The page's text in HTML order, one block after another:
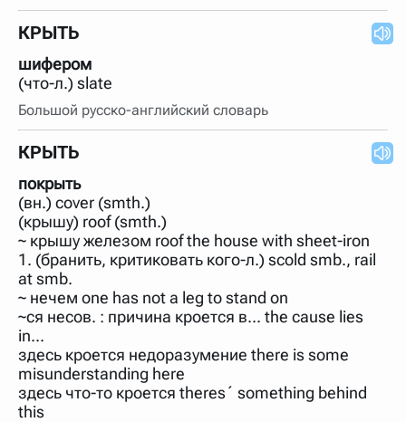
КРЫТЬ
шифером
(что-л.) slate
Большой русско-английский словарь
КРЫТЬ
покрыть
(вн.) cover (smth.)
(крышу) roof (smth.)
~ крышу железом roof the house with sheet-iron
1. (бранить, критиковать кого-л.) scold smb., rail
at smb.
~ нечем one has not a leg to stand on
~ся несов. : причина кроется в... the cause lies
in...
здесь кроется недоразумение there is some
misunderstanding here
здесь что-то кроется theres´ something behind
this